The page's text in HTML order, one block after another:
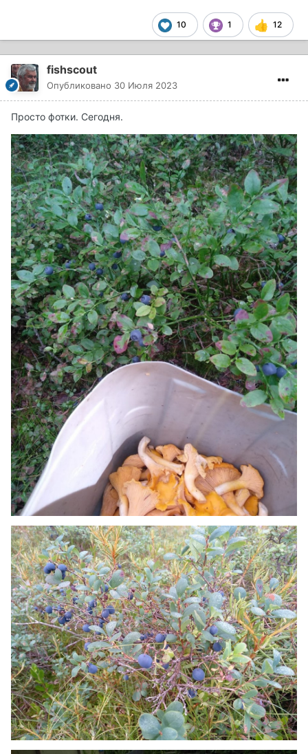
10 1 12
fishscout
Опубликовано 30 Июля 2023
Просто фотки. Сегодня.